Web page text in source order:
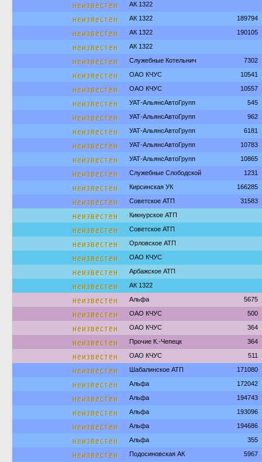
неизвестен АК 1322
неизвестен АК 1322 189794
неизвестен АК 1322 190105
неизвестен АК 1322
неизвестен Служебные Котельнич 7302
неизвестен ОАО КЧУС 10541
неизвестен ОАО КЧУС 10557
неизвестен УАТ-АльянсАвтоГрупп 545
неизвестен УАТ-АльянсАвтоГрупп 962
неизвестен УАТ-АльянсАвтоГрупп 6181
неизвестен УАТ-АльянсАвтоГрупп 10783
неизвестен УАТ-АльянсАвтоГрупп 10865
неизвестен Служебные Слободской 1231
неизвестен Кирсинская УК 166285
неизвестен Советское АТП 31583
неизвестен Кикнурское АТП
неизвестен Советское АТП
неизвестен Орловское АТП
неизвестен ОАО КЧУС
неизвестен Арбажское АТП
неизвестен АК 1322
неизвестен Альфа 5675
неизвестен ОАО КЧУС 500
неизвестен ОАО КЧУС 364
неизвестен Прочие К.-Чепецк 364
неизвестен ОАО КЧУС 511
неизвестен Шабалинское АТП 171080
неизвестен Альфа 172042
неизвестен Альфа 194743
неизвестен Альфа 193096
неизвестен Альфа 194686
неизвестен Альфа 355
неизвестен Подосиновская АК 5967